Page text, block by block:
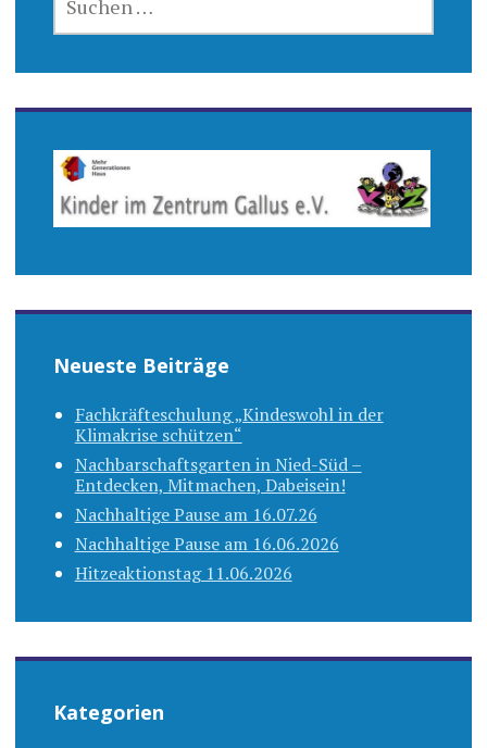
NACH:
Neueste Beiträge
Fachkräfteschulung „Kindeswohl in der
Klimakrise schützen“
Nachbarschaftsgarten in Nied-Süd –
Entdecken, Mitmachen, Dabeisein!
Nachhaltige Pause am 16.07.26
Nachhaltige Pause am 16.06.2026
Hitzeaktionstag 11.06.2026
Kategorien